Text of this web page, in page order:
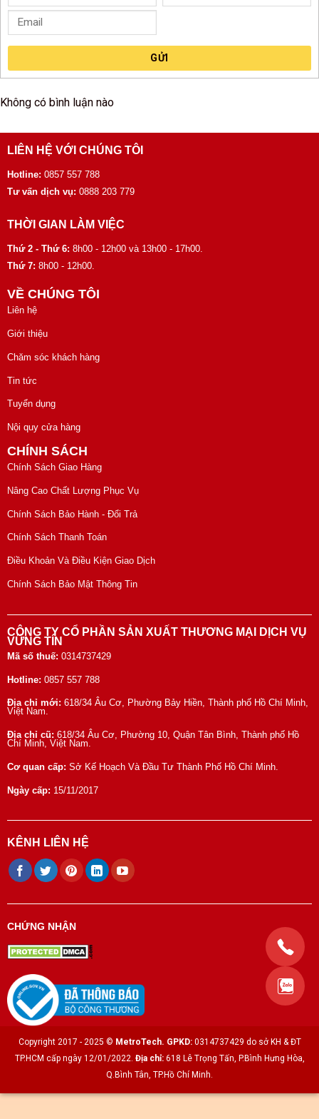
GỬI
Không có bình luận nào
LIÊN HỆ VỚI CHÚNG TÔI
Hotline: 0857 557 788
Tư vấn dịch vụ: 0888 203 779
THỜI GIAN LÀM VIỆC
Thứ 2 - Thứ 6: 8h00 - 12h00 và 13h00 - 17h00.
Thứ 7: 8h00 - 12h00.
VỀ CHÚNG TÔI
Liên hệ
Giới thiệu
Chăm sóc khách hàng
Tin tức
Tuyển dụng
Nội quy cửa hàng
CHÍNH SÁCH
Chính Sách Giao Hàng
Nâng Cao Chất Lượng Phục Vụ
Chính Sách Bảo Hành - Đổi Trả
Chính Sách Thanh Toán
Điều Khoản Và Điều Kiện Giao Dịch
Chính Sách Bảo Mật Thông Tin
CÔNG TY CỔ PHẦN SẢN XUẤT THƯƠNG MẠI DỊCH VỤ
VỮNG TÍN
Mã số thuế: 0314737429
Hotline: 0857 557 788
Địa chỉ mới: 618/34 Âu Cơ, Phường Bảy Hiền, Thành phố Hồ Chí Minh,
Việt Nam.
Địa chỉ cũ: 618/34 Âu Cơ, Phường 10, Quận Tân Bình, Thành phố Hồ
Chí Minh, Việt Nam.
Cơ quan cấp: Sở Kế Hoạch Và Đầu Tư Thành Phố Hồ Chí Minh.
Ngày cấp: 15/11/2017
KÊNH LIÊN HỆ
CHỨNG NHẬN
Copyright 2017 - 2025 © MetroTech. GPKD:0314737429 do sở KH & ĐT
TP.HCM cấp ngày 12/01/2022. Địa chỉ:618 Lê Trọng Tấn, P.Bình Hưng Hòa,
Q.Bình Tân, TP.Hồ Chí Minh.